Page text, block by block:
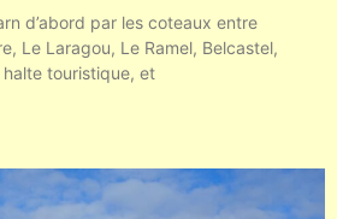
d’abord par les coteaux entre
Le Laragou, Le Ramel, Belcastel,
touristique, et